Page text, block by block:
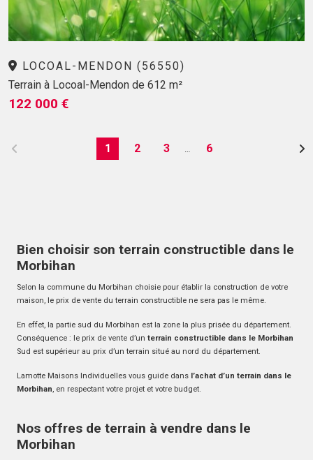
LOCOAL-MENDON (56550)
Terrain à Locoal-Mendon de 612 m²
122 000 €
1 2 3 6
Bien choisir son terrain constructible dans le
Morbihan
Selon la commune du Morbihan choisie pour établir la construction de votre
maison, le prix de vente du terrain constructible ne sera pas le même.
En effet, la partie sud du Morbihan est la zone la plus prisée du département.
Conséquence : le prix de vente d’un terrain constructible dans le Morbihan
Sud est supérieur au prix d’un terrain situé au nord du département.
Lamotte Maisons Individuelles vous guide dans l’achat d’un terrain dans le
Morbihan, en respectant votre projet et votre budget.
Nos offres de terrain à vendre dans le
Morbihan